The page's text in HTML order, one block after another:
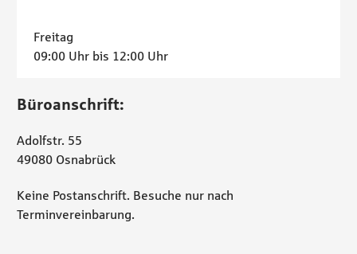
Freitag
09:00 Uhr bis 12:00 Uhr
Büroanschrift:
Adolfstr. 55
49080 Osnabrück
Keine Postanschrift. Besuche nur nach
Terminvereinbarung.